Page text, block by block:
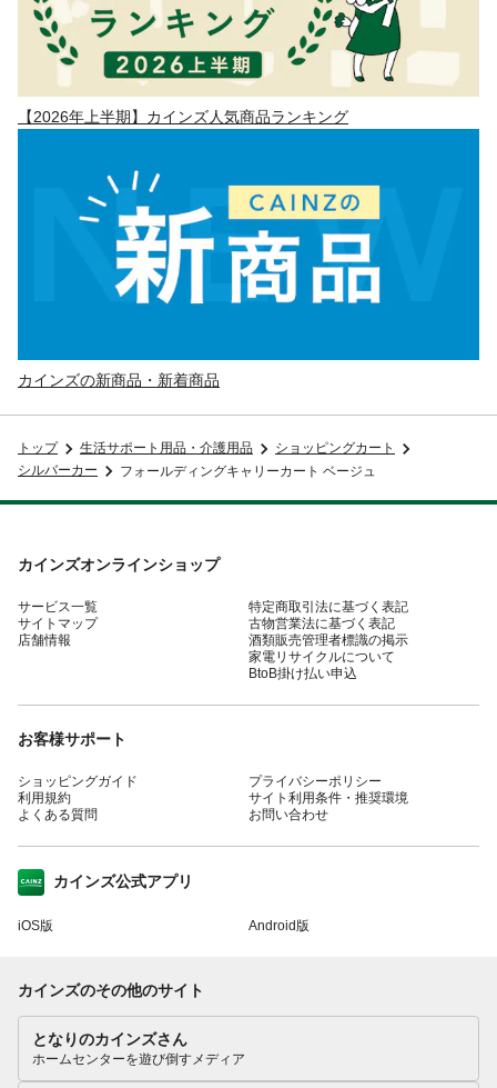
【2026年上半期】カインズ人気商品ランキング
カインズの新商品・新着商品
トップ 生活サポート用品・介護用品
ショッピングカート
シルバーカー
フォールディングキャリーカート ベージュ
カインズオンラインショップ
サービス一覧
サイトマップ
店舗情報
特定商取引法に基づく表記
古物営業法に基づく表記
酒類販売管理者標識の掲示
家電リサイクルについて
BtoB掛け払い申込
お客様サポート
ショッピングガイド
利用規約
よくある質問
プライバシーポリシー
サイト利用条件・推奨環境
お問い合わせ
カインズ公式アプリ
iOS版 Android版
カインズのその他のサイト
となりのカインズさん
ホームセンターを遊び倒すメディア